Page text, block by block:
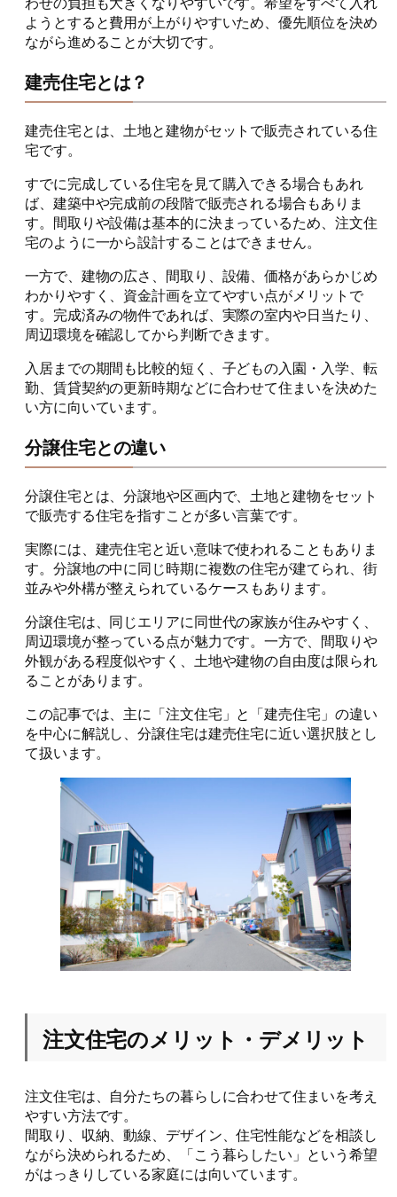
ようとすると費用が上がりやすいため、優先順位を決め
ながら進めることが大切です。
建売住宅とは？
建売住宅とは、土地と建物がセットで販売されている住
宅です。
すでに完成している住宅を見て購入できる場合もあれ
ば、建築中や完成前の段階で販売される場合もありま
す。間取りや設備は基本的に決まっているため、注文住
宅のように一から設計することはできません。
一方で、建物の広さ、間取り、設備、価格があらかじめ
わかりやすく、資金計画を立てやすい点がメリットで
す。完成済みの物件であれば、実際の室内や日当たり、
周辺環境を確認してから判断できます。
入居までの期間も比較的短く、子どもの入園・入学、転
勤、賃貸契約の更新時期などに合わせて住まいを決めた
い方に向いています。
分譲住宅との違い
分譲住宅とは、分譲地や区画内で、土地と建物をセット
で販売する住宅を指すことが多い言葉です。
実際には、建売住宅と近い意味で使われることもありま
す。分譲地の中に同じ時期に複数の住宅が建てられ、街
並みや外構が整えられているケースもあります。
分譲住宅は、同じエリアに同世代の家族が住みやすく、
周辺環境が整っている点が魅力です。一方で、間取りや
外観がある程度似やすく、土地や建物の自由度は限られ
ることがあります。
この記事では、主に「注文住宅」と「建売住宅」の違い
を中心に解説し、分譲住宅は建売住宅に近い選択肢とし
て扱います。
注文住宅のメリット・デメリット
注文住宅は、自分たちの暮らしに合わせて住まいを考え
やすい方法です。
間取り、収納、動線、デザイン、住宅性能などを相談し
ながら決められるため、「こう暮らしたい」という希望
がはっきりしている家庭には向いています。